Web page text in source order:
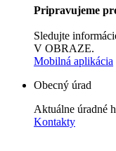
Pripravujeme
Sledujte
V OBRAZE.
Mobilná aplikácia
Obecný úrad
Aktuálne úradné
Kontakty